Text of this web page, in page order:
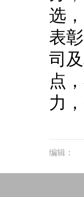
选
表
司
点
力
编辑：